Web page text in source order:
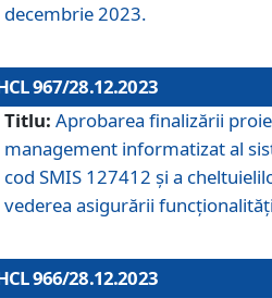
decembrie 2023.
967/28.12.2023
Titlu: Aprobarea finalizării
management informatizat al
cod SMIS 127412 și a
vederea asigurării
966/28.12.2023